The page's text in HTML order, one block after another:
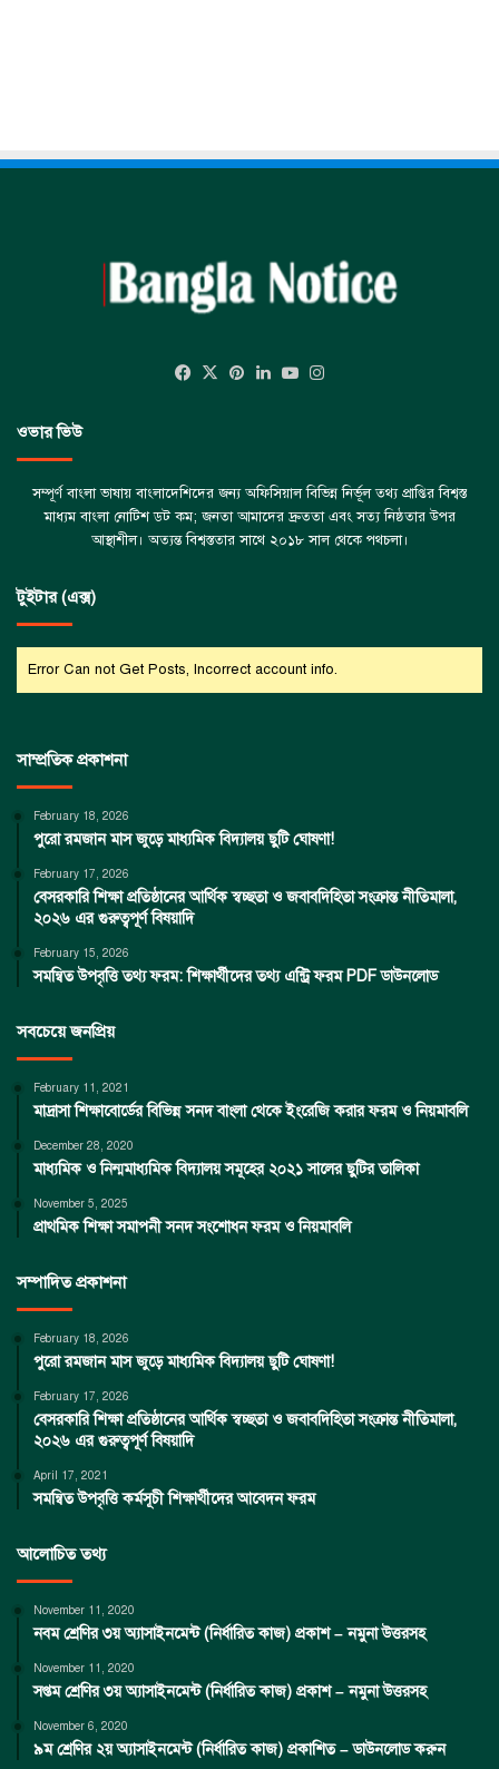
Facebook
X Pinterest
LinkedInYouTube
ওভার ভিউ
সম্পূর্ণ বাংলা ভাষায় বাংলাদেশিদের জন্য অফিসিয়াল বিভিন্ন নির্ভূল তথ্য প্রাপ্তির বিশ্বস্ত
মাধ্যম বাংলা নোটিশ ডট কম; জনতা আমাদের দ্রুততা এবং সত্য নিষ্ঠতার উপর
আস্থাশীল। অত্যন্ত বিশ্বস্ততার সাথে ২০১৮ সাল থেকে পথচলা।
টুইটার (এক্স)
Error Can not Get Posts, Incorrect account info.
সাম্প্রতিক প্রকাশনা
February 18, 2026
পুরো রমজান মাস জুড়ে মাধ্যমিক বিদ্যালয় ছুটি ঘোষণা!
February 17, 2026
বেসরকারি শিক্ষা প্রতিষ্ঠানের আর্থিক স্বচ্ছতা ও জবাবদিহিতা সংক্রান্ত নীতিমালা,
২০২৬ এর গুরুত্বপূর্ণ বিষয়াদি
February 15, 2026
সমন্বিত উপবৃত্তি তথ্য ফরম: শিক্ষার্থীদের তথ্য এন্ট্রি ফরম PDF ডাউনলোড
সবচেয়ে জনপ্রিয়
February 11, 2021
মাদ্রাসা শিক্ষাবোর্ডের বিভিন্ন সনদ বাংলা থেকে ইংরেজি করার ফরম ও নিয়মাবলি
December 28, 2020
মাধ্যমিক ও নিন্মমাধ্যমিক বিদ্যালয় সমূহের ২০২১ সালের ছুটির তালিকা
November 5, 2025
প্রাথমিক শিক্ষা সমাপনী সনদ সংশোধন ফরম ও নিয়মাবলি
সম্পাদিত প্রকাশনা
February 18, 2026
পুরো রমজান মাস জুড়ে মাধ্যমিক বিদ্যালয় ছুটি ঘোষণা!
February 17, 2026
বেসরকারি শিক্ষা প্রতিষ্ঠানের আর্থিক স্বচ্ছতা ও জবাবদিহিতা সংক্রান্ত নীতিমালা,
২০২৬ এর গুরুত্বপূর্ণ বিষয়াদি
April 17, 2021
সমন্বিত উপবৃত্তি কর্মসূচী শিক্ষার্থীদের আবেদন ফরম
আলোচিত তথ্য
November 11, 2020
নবম শ্রেণির ৩য় অ্যাসাইনমেন্ট (নির্ধারিত কাজ) প্রকাশ – নমুনা উত্তরসহ
November 11, 2020
সপ্তম শ্রেণির ৩য় অ্যাসাইনমেন্ট (নির্ধারিত কাজ) প্রকাশ – নমুনা উত্তরসহ
November 6, 2020
৯ম শ্রেণির ২য় অ্যাসাইনমেন্ট (নির্ধারিত কাজ) প্রকাশিত – ডাউনলোড করুন